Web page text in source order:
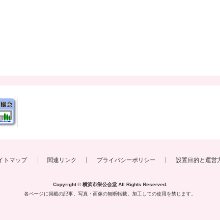
トマップ 関連リンク プライバシーポリシー 設置目的と運営
Copyright © 横浜市栄公会堂All Rights Reserved.
各ページに掲載の記事、写真・画像の無断転載、 加工しての使用を禁じます。